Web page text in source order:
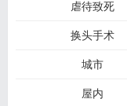
虐待致死
换头手术
城市
屋内